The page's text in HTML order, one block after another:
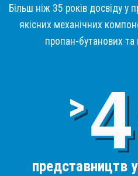
Більш ніж 35 років досвіду у
якісних механічних
пропан-бутанових
>
представництв